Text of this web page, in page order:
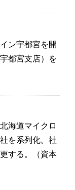
ン宇都宮を開
都宮支店）を
海道マイクロ
を系列化。社
する。（資本